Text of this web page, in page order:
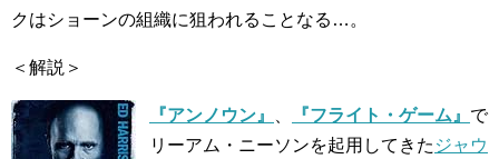
クはショーンの組織に狙われることなる…。
＜解説＞
『アンノウン』 『フライト・ゲーム』 で
リーアム・ニーソンを起用してきた ジャウ